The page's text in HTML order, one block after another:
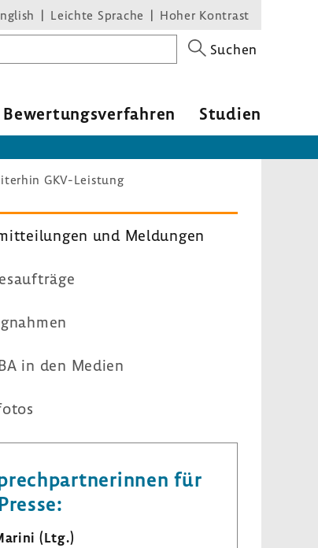
Leichte Sprache Hoher Kontrast
Suchen
Bewer­tungs­ver­fahren Studien
GKV-Leistung
und Meldungen
in den Medien
für
(Ltg.)